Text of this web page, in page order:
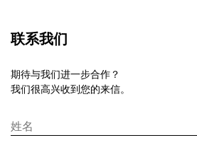
联系我们
期待与我们进一步合作？
我们很高兴收到您的来信。